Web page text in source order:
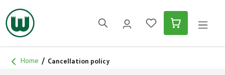
content
Home Cancellation policy